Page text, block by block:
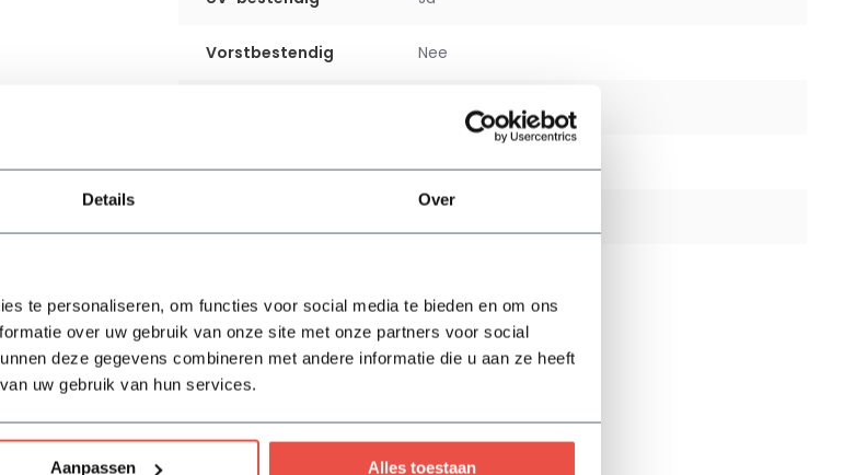
Details Over
te personaliseren, om functies voor social media te bieden en om ons
over uw gebruik van onze site met onze partners voor social
deze gegevens combineren met andere informatie die u aan ze heeft
uw gebruik van hun services.
Aanpassen Alles toestaan
.
Vorstbestendig Nee
Binnen